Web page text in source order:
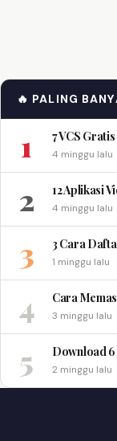
🔥 PALING
1 7 VCS
4 minggu lalu
2 12 Aplikasi
4 minggu lalu
3 3 Cara
1 minggu lalu
4 Cara
3 minggu lalu
5 Download
2 minggu lalu